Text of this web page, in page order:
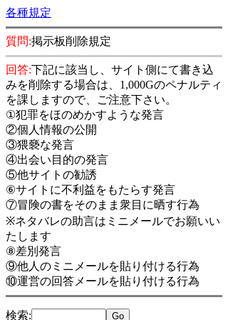
各種規定
質問:掲示板削除規定
回答:下記に該当し、サイト側にて書き込
みを削除する場合は、1,000Gのペナルティ
を課しますので、ご注意下さい。
①犯罪をほのめかすような発言
②個人情報の公開
③猥褻な発言
④出会い目的の発言
⑤他サイトの勧誘
⑥サイトに不利益をもたらす発言
⑦冒険の書をそのまま衆目に晒す行為
※ネタバレの助言はミニメールでお願いい
たします
⑧差別発言
⑨他人のミニメールを貼り付ける行為
⑩運営の回答メールを貼り付ける行為
検索: